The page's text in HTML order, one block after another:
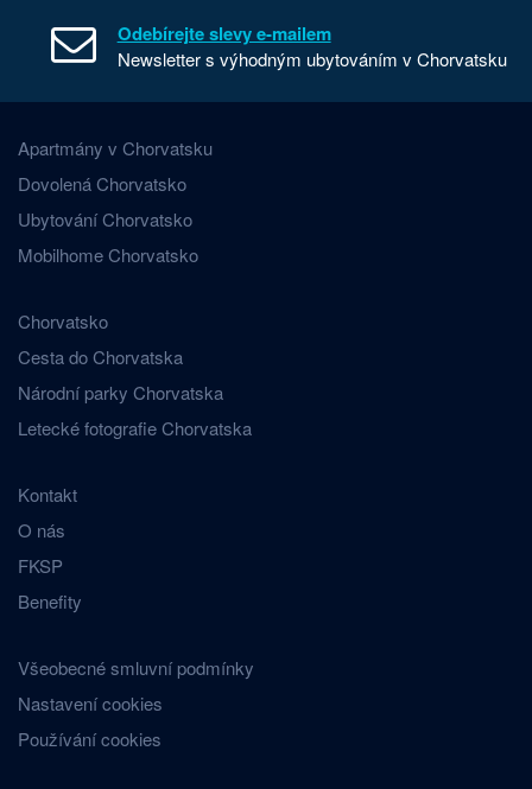
Odebírejte slevy e-mailem
Newsletter s výhodným ubytováním v Chorvatsku
Apartmány v Chorvatsku
Dovolená Chorvatsko
Ubytování Chorvatsko
Mobilhome Chorvatsko
Chorvatsko
Cesta do Chorvatska
Národní parky Chorvatska
Letecké fotografie Chorvatska
Kontakt
O nás
FKSP
Benefity
Všeobecné smluvní podmínky
Nastavení cookies
Používání cookies